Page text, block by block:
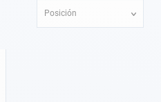
Posición